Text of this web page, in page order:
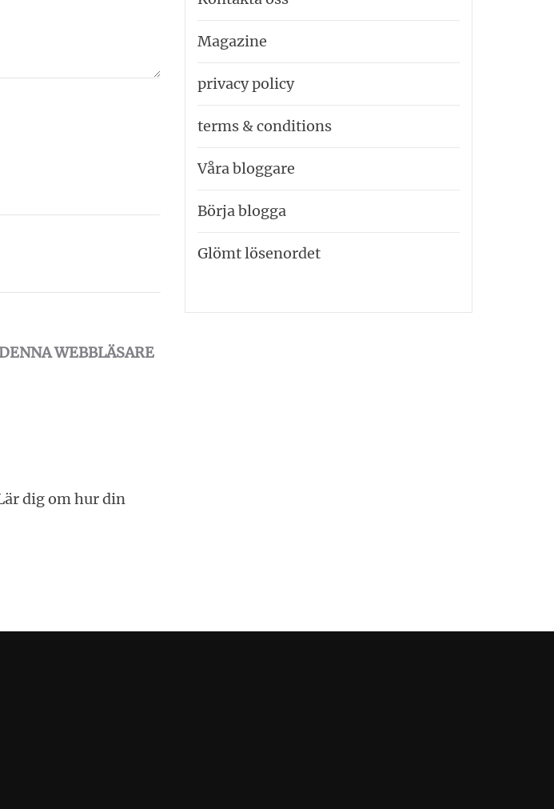
WEBBLÄSARE
dig om hur din
Magazine
privacy policy
terms & conditions
Våra bloggare
Börja blogga
Glömt lösenordet